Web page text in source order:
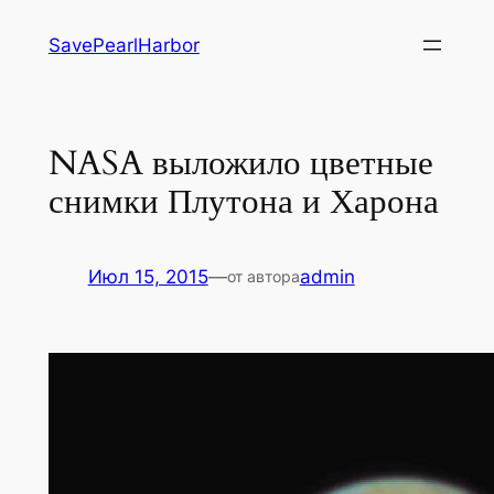
SavePearlHarbor
NASA выложило цветные
снимки Плутона и Харона
Июл 15, 2015—от автораadmin